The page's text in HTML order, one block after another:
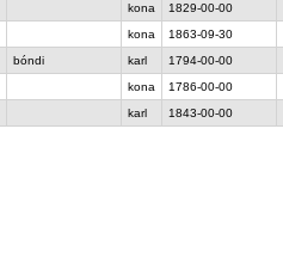
kona
1829-00-00
kona
1863-09-30
bóndi karl
1794-00-00
kona
1786-00-00
karl 1843-00-00